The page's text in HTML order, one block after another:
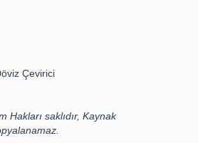
Çevirici
Hakları saklıdır, Kaynak